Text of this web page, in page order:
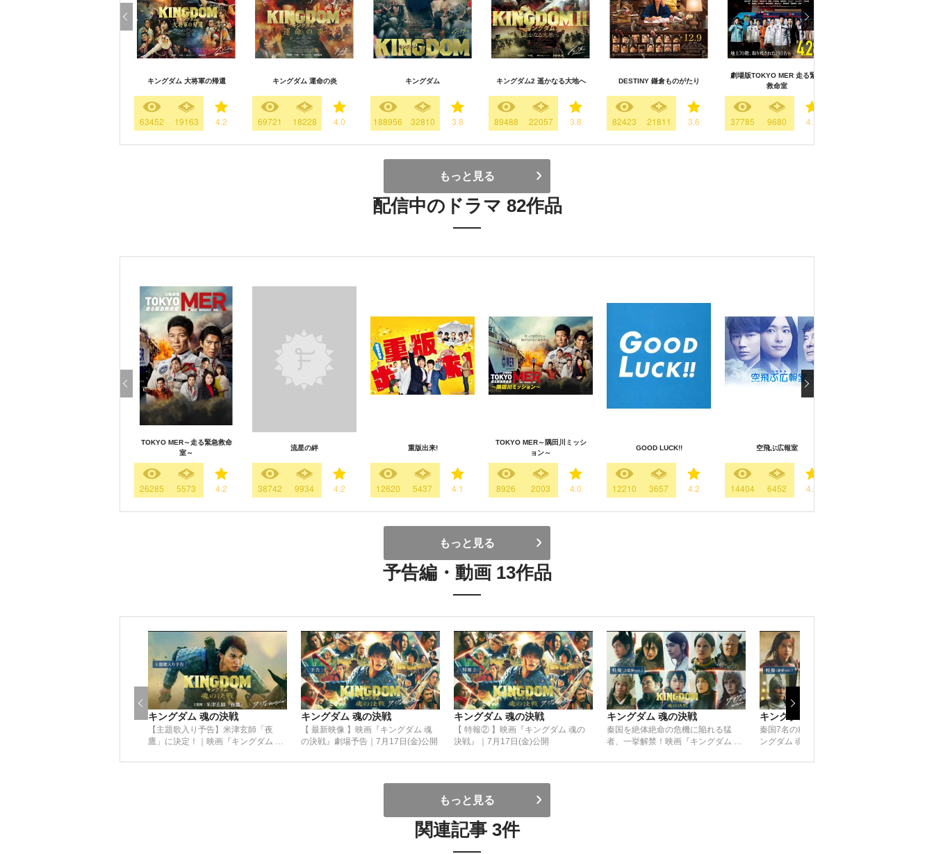
キングダム 大将軍の帰還
63452 19163 4.2
キングダム 運命の炎
69721 18228 4.0
キングダム
188956 32810 3.8
キングダム2 遥かなる大地へ
89488 22057 3.8
DESTINY 鎌倉ものがたり
82423 21811 3.6
劇場版TOKYO MER 走る緊急
救命室
37785 9680 4.1
もっと見る
配信中のドラマ 82作品
TOKYO MER～走る緊急救命
室～
26285 5573 4.2
流星の絆
38742 9934 4.2
重版出来!
12620 5437 4.1
TOKYO MER～隅田川ミッシ
ョン～
8926 2003 4.0
GOOD LUCK!!
12210 3657 4.2
空飛ぶ広報室
14404 6452 4.2
もっと見る
予告編・動画 13作品
キングダム 魂の決戦
【主題歌入り予告】米津玄師「夜
鷹」に決定！｜映画『キングダム 魂
キングダム 魂の決戦
【 最新映像 】映画『キングダム 魂
の決戦』劇場予告｜7月17日(金)公開
キングダム 魂の決戦
【 特報② 】映画『キングダム 魂の
決戦』｜7月17日(金)公開
キングダム 魂の決戦
秦国を絶体絶命の危機に陥れる猛
者、一挙解禁！映画『キングダム 魂
月17日(金)公開
キングダム 魂の決戦
秦国7名の精鋭、一挙解禁！映画『キ
ングダム 魂の決戦』【特報（秦軍
もっと見る
関連記事 3件